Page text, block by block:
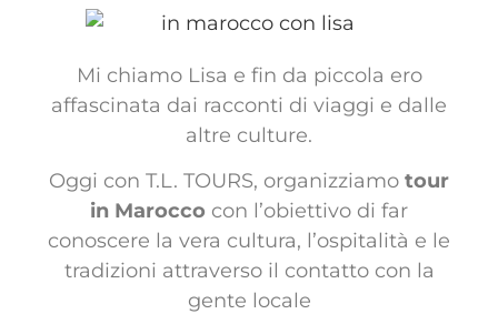
Mi chiamo Lisa e fin da piccola ero
affascinata dai racconti di viaggi e dalle
altre culture.
Oggi con T.L. TOURS, organizziamo tour
in Marocco con l’obiettivo di far
conoscere la vera cultura, l’ospitalità e le
tradizioni attraverso il contatto con la
gente locale